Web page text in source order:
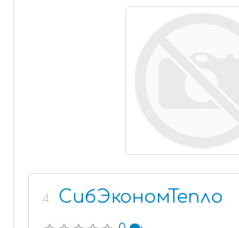
4 СибЭкономТепло